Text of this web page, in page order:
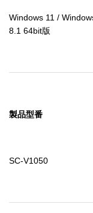
Windows 11 /
8.1 64bit版
製品型番
SC-V1050